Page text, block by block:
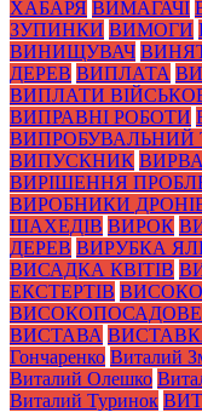
ХАБАРЯ ВИМАГАЧІ
ЗУПИНКИ ВИМОГИ
ВИНИЩУВАЧ
ДЕРЕВ ВИПЛАТА
ВИПЛАТИ
ВИПРАВНІ РОБОТИ
ВИПРОБУВАЛЬНИЙ
ВИПУСКНИК ВИРВА
ВИРІШЕННЯ
ВИРОБНИКИ
ШАХЕДІВ ВИРОК
ДЕРЕВ ВИРУБКА
ВИСАДКА КВІТІВ
ЕКСТЕРТІВ
ВИСТАВА
Гончаренко Виталий
Виталий Олешко
Виталий Туринок